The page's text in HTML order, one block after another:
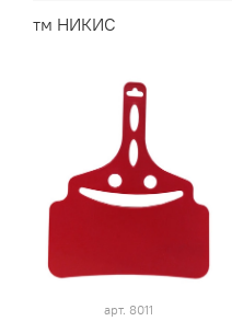
арт. 8011
тм НИКИС